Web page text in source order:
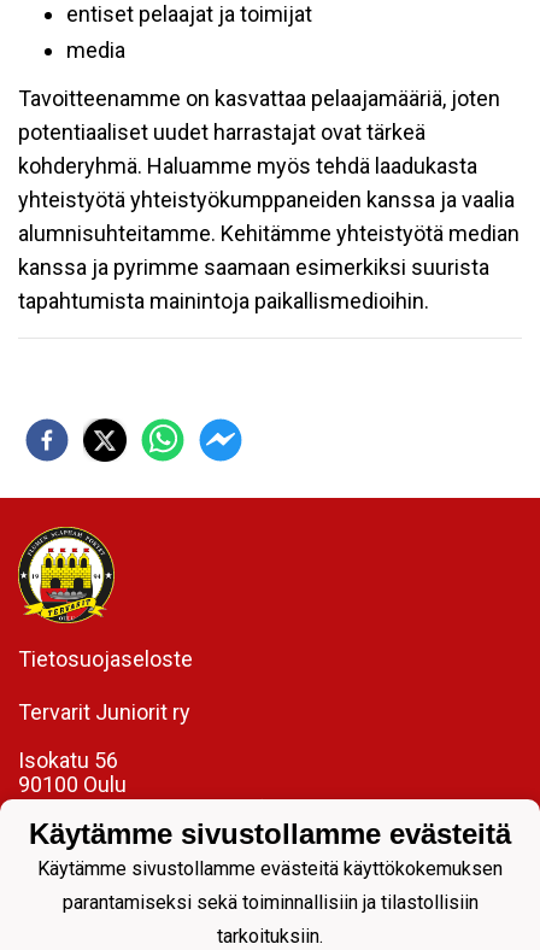
entiset pelaajat ja toimijat
media
Tavoitteenamme on kasvattaa pelaajamääriä, joten
potentiaaliset uudet harrastajat ovat tärkeä
kohderyhmä. Haluamme myös tehdä laadukasta
yhteistyötä yhteistyökumppaneiden kanssa ja vaalia
alumnisuhteitamme. Kehitämme yhteistyötä median
kanssa ja pyrimme saamaan esimerkiksi suurista
tapahtumista mainintoja paikallismedioihin.
Tietosuojaseloste
Tervarit Juniorit ry
Isokatu 56
90100 Oulu
Laadukasta jalkapalloa jokaiselle.
Käytämme sivustollamme evästeitä
Käytämme sivustollamme evästeitä käyttökokemuksen
parantamiseksi sekä toiminnallisiin ja tilastollisiin
tarkoituksiin.